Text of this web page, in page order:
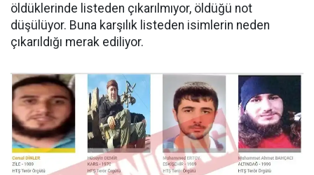
öldüklerinde listeden çıkarılmıyor, öldüğü not
düşülüyor. Buna karşılık listeden isimlerin neden
çıkarıldığı merak ediliyor.